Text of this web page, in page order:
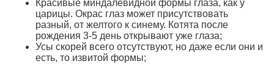
Красивые миндалевидной формы глаза, как у
царицы. Окрас глаз может присутствовать
разный, от желтого к синему. Котята после
рождения 3-5 день открывают уже глаза;
Усы скорей всего отсутствуют, но даже если они и
есть, то извитой формы;